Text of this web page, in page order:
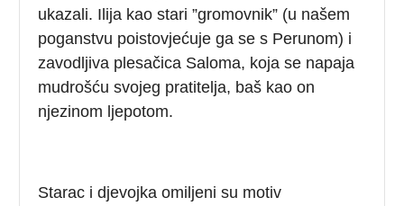
ukazali. Ilija kao stari ”gromovnik” (u našem
poganstvu poistovjećuje ga se s Perunom) i
zavodljiva plesačica Saloma, koja se napaja
mudrošću svojeg pratitelja, baš kao on
njezinom ljepotom.
Starac i djevojka omiljeni su motiv